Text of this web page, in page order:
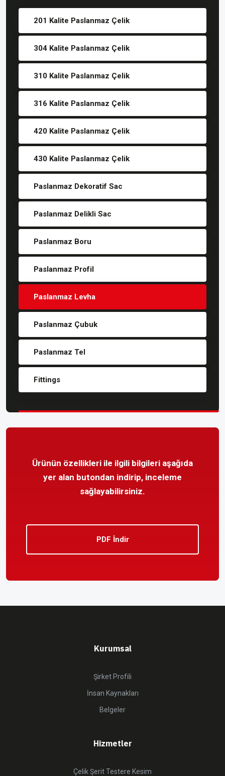
201 Kalite Paslanmaz Çelik
304 Kalite Paslanmaz Çelik
310 Kalite Paslanmaz Çelik
316 Kalite Paslanmaz Çelik
420 Kalite Paslanmaz Çelik
430 Kalite Paslanmaz Çelik
Paslanmaz Dekoratif Sac
Paslanmaz Delikli Sac
Paslanmaz Boru
Paslanmaz Profil
Paslanmaz Levha
Paslanmaz Çubuk
Paslanmaz Tel
Fittings
Ürünün özellikleri ile ilgili bilgileri aşağıda
yer alan butondan indirip, inceleme
sağlayabilirsiniz.
PDF İndir
Kurumsal
Şirket Profili
İnsan Kaynakları
Belgeler
Hizmetler
Çelik Şerit Testere Kesim